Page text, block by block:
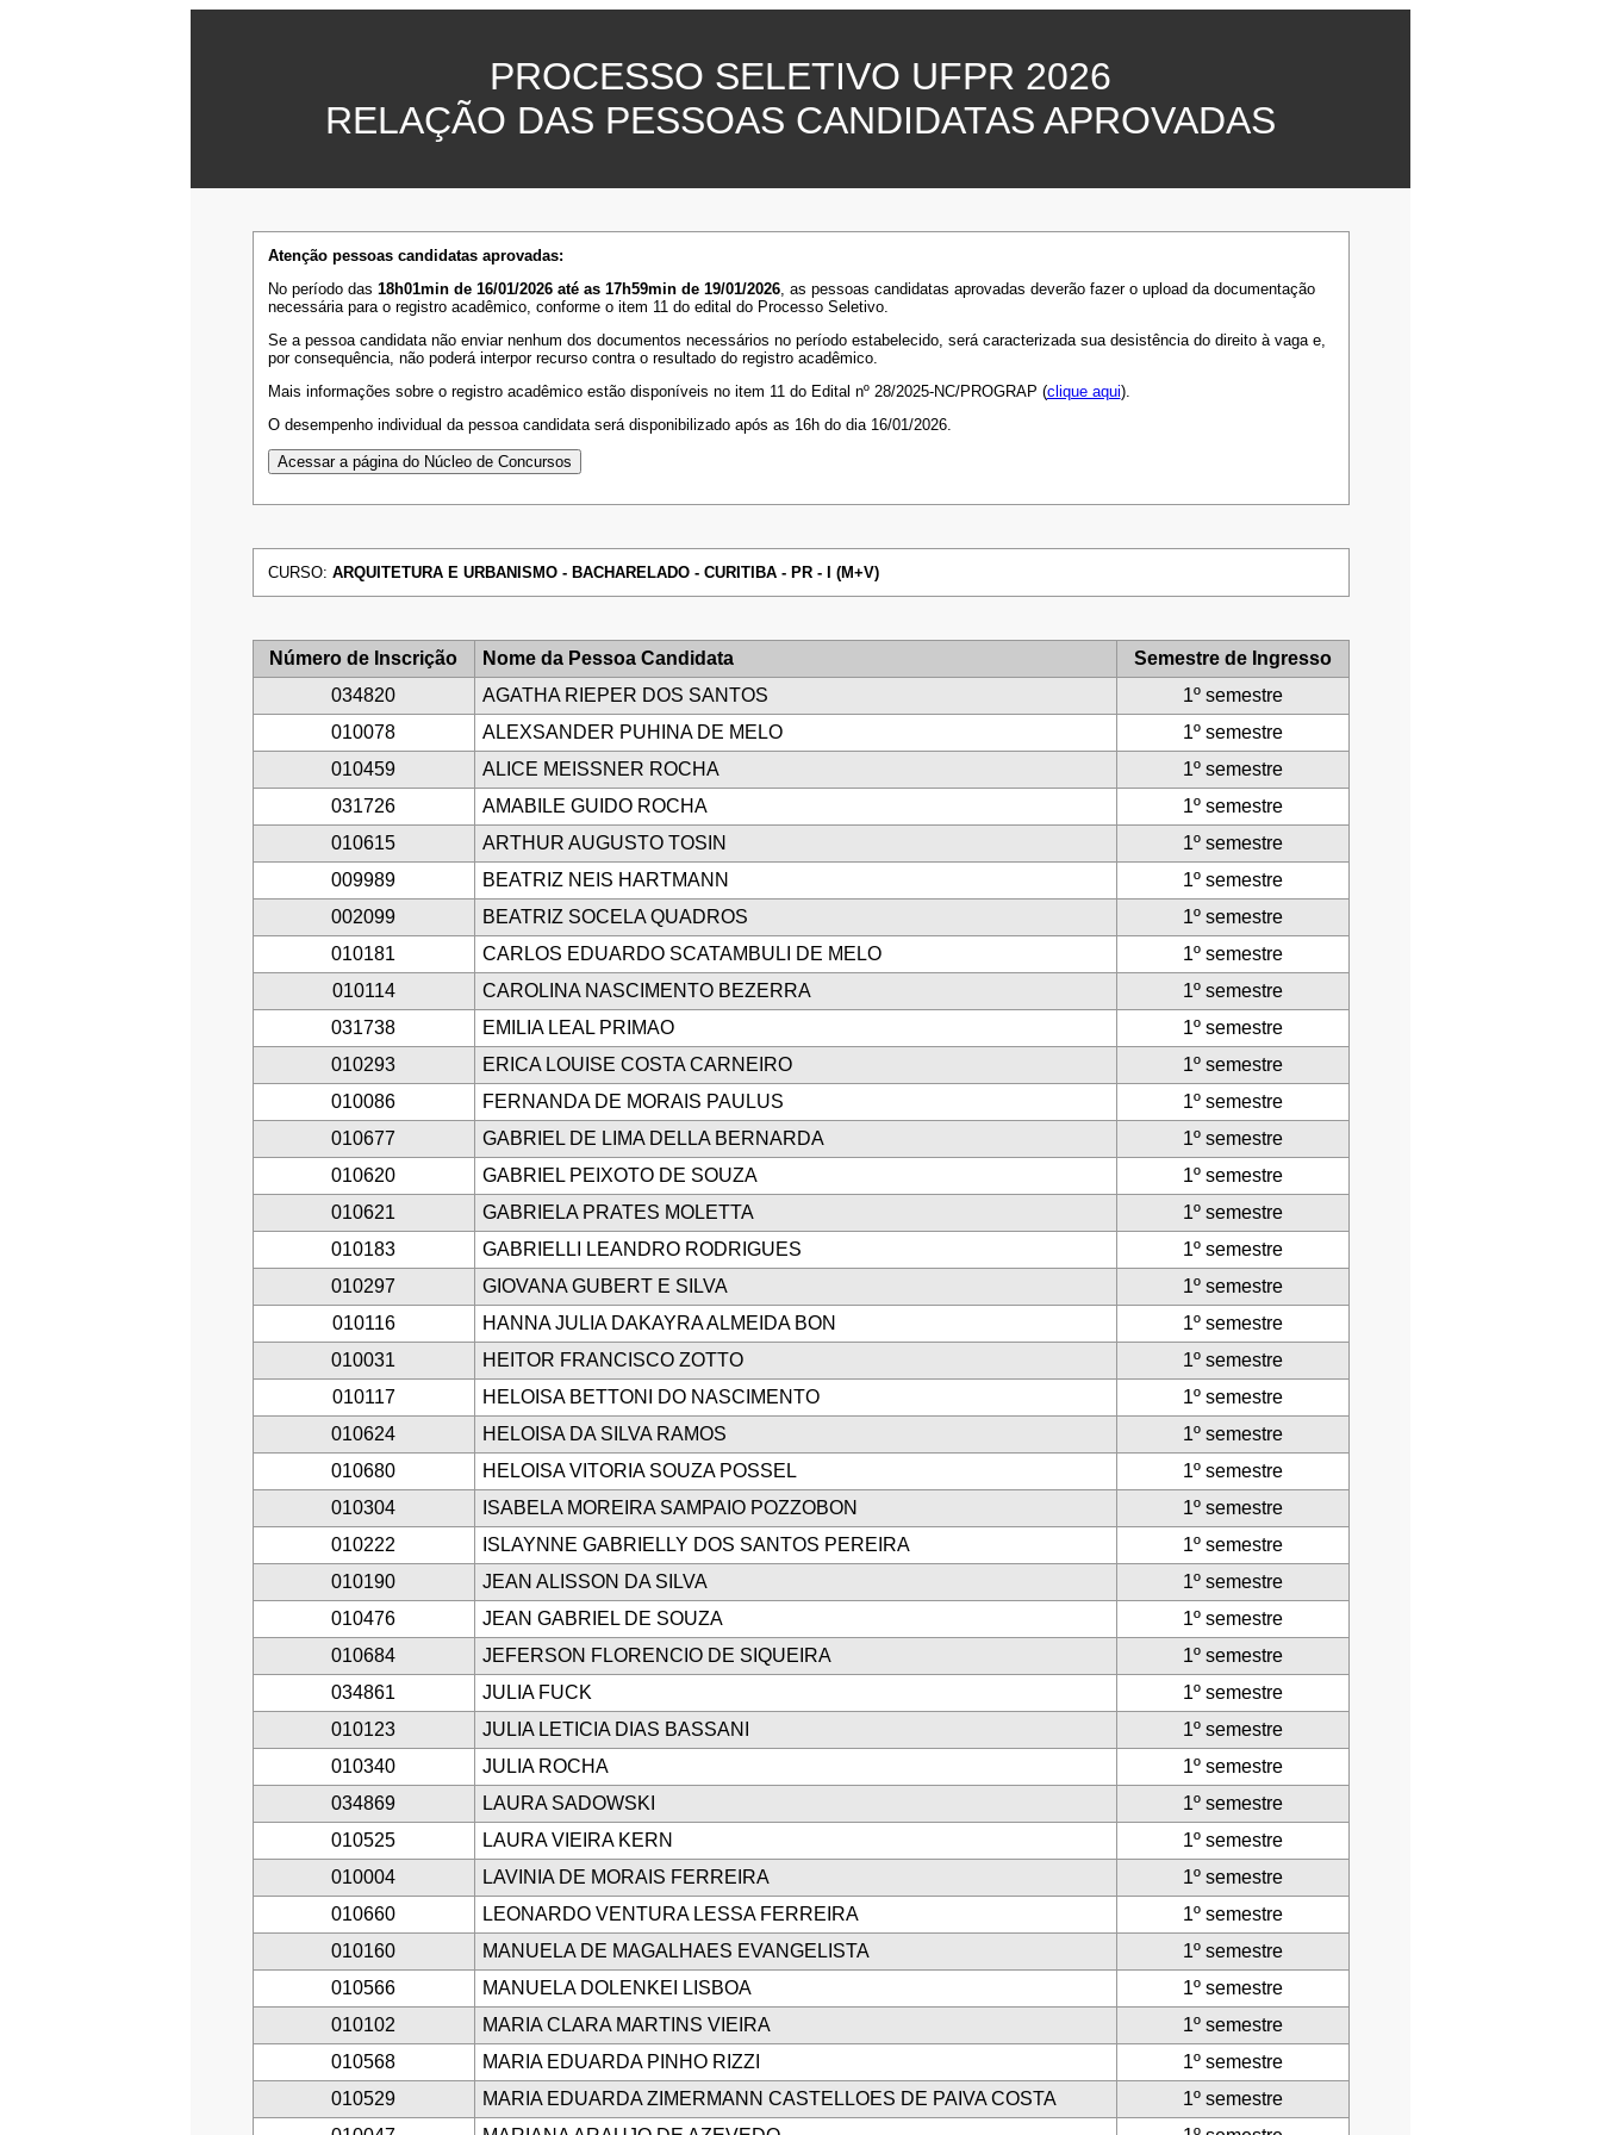
PROCESSO SELETIVO UFPR 2026
RELAÇÃO DAS PESSOAS CANDIDATAS APROVADAS
Atenção pessoas candidatas aprovadas:
No período das 18h01min de 16/01/2026 até as 17h59min de 19/01/2026, as pessoas candidatas aprovadas deverão fazer o upload da documentação
necessária para o registro acadêmico, conforme o item 11 do edital do Processo Seletivo.
Se a pessoa candidata não enviar nenhum dos documentos necessários no período estabelecido, será caracterizada sua desistência do direito à vaga e,
por consequência, não poderá interpor recurso contra o resultado do registro acadêmico.
Mais informações sobre o registro acadêmico estão disponíveis no item 11 do Edital nº 28/2025-NC/PROGRAP (clique aqui).
O desempenho individual da pessoa candidata será disponibilizado após as 16h do dia 16/01/2026.
CURSO: ARQUITETURA E URBANISMO - BACHARELADO - CURITIBA - PR - I (M+V)
Número de Inscrição Nome da Pessoa Candidata
Semestre de Ingresso
034820
AGATHA RIEPER DOS SANTOS
1º semestre
010078
ALEXSANDER PUHINA DE MELO
1º semestre
010459
ALICE MEISSNER ROCHA
1º semestre
031726
AMABILE GUIDO ROCHA
1º semestre
010615
ARTHUR AUGUSTO TOSIN
1º semestre
009989
BEATRIZ NEIS HARTMANN
1º semestre
002099
BEATRIZ SOCELA QUADROS
1º semestre
010181
CARLOS EDUARDO SCATAMBULI DE MELO
1º semestre
010114
CAROLINA NASCIMENTO BEZERRA
1º semestre
031738
EMILIA LEAL PRIMAO
1º semestre
010293
ERICA LOUISE COSTA CARNEIRO
1º semestre
010086
FERNANDA DE MORAIS PAULUS
1º semestre
010677
GABRIEL DE LIMA DELLA BERNARDA
1º semestre
010620
GABRIEL PEIXOTO DE SOUZA
1º semestre
010621
GABRIELA PRATES MOLETTA
1º semestre
010183
GABRIELLI LEANDRO RODRIGUES
1º semestre
010297
GIOVANA GUBERT E SILVA
1º semestre
010116
HANNA JULIA DAKAYRA ALMEIDA BON
1º semestre
010031
HEITOR FRANCISCO ZOTTO
1º semestre
010117
HELOISA BETTONI DO NASCIMENTO
1º semestre
010624
HELOISA DA SILVA RAMOS
1º semestre
010680
HELOISA VITORIA SOUZA POSSEL
1º semestre
010304
ISABELA MOREIRA SAMPAIO POZZOBON
1º semestre
010222
ISLAYNNE GABRIELLY DOS SANTOS PEREIRA
1º semestre
010190
JEAN ALISSON DA SILVA
1º semestre
010476
JEAN GABRIEL DE SOUZA
1º semestre
010684
JEFERSON FLORENCIO DE SIQUEIRA
1º semestre
034861
JULIA FUCK
1º semestre
010123
JULIA LETICIA DIAS BASSANI
1º semestre
010340
JULIA ROCHA
1º semestre
034869
LAURA SADOWSKI
1º semestre
010525
LAURA VIEIRA KERN
1º semestre
010004
LAVINIA DE MORAIS FERREIRA
1º semestre
010660
LEONARDO VENTURA LESSA FERREIRA
1º semestre
010160
MANUELA DE MAGALHAES EVANGELISTA
1º semestre
010566
MANUELA DOLENKEI LISBOA
1º semestre
010102
MARIA CLARA MARTINS VIEIRA
1º semestre
010568
MARIA EDUARDA PINHO RIZZI
1º semestre
010529
MARIA EDUARDA ZIMERMANN CASTELLOES DE PAIVA COSTA
1º semestre